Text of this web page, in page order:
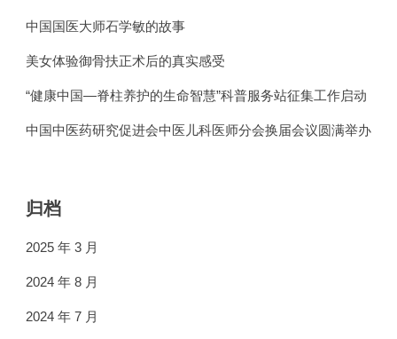
中国国医大师石学敏的故事
美女体验御骨扶正术后的真实感受
“健康中国—脊柱养护的生命智慧”科普服务站征集工作启动
中国中医药研究促进会中医儿科医师分会换届会议圆满举办
归档
2025 年 3 月
2024 年 8 月
2024 年 7 月